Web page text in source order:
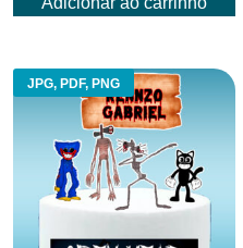
JPG, PDF, PNG